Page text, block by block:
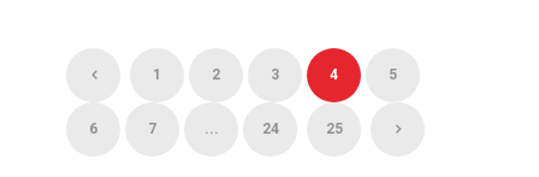
1 2 3 4 5
6 7 ... 24 25